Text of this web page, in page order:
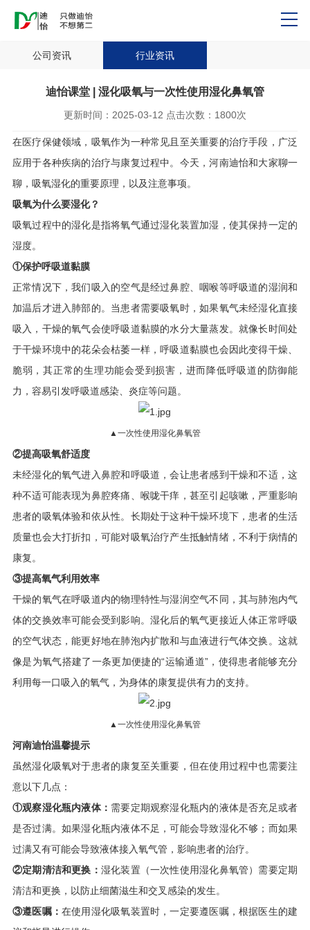
公司资讯 行业资讯
迪怡课堂 | 湿化吸氧与一次性使用湿化鼻氧管
更新时间： 2025-03-12 点击次数： 1800次
在医疗保健领域，吸氧作为一种常见且至关重要的治疗手段，广泛
应用于各种疾病的治疗与康复过程中。今天，河南迪怡和大家聊一
聊，吸氧湿化的重要原理，以及注意事项。
吸氧为什么要湿化？
吸氧过程中的湿化是指将氧气通过湿化装置加湿，使其保持一定的
湿度。
①保护呼吸道黏膜
正常情况下，我们吸入的空气是经过鼻腔、咽喉等呼吸道的湿润和
加温后才进入肺部的。当患者需要吸氧时，如果氧气未经湿化直接
吸入，干燥的氧气会使呼吸道黏膜的水分大量蒸发。就像长时间处
于干燥环境中的花朵会枯萎一样，呼吸道黏膜也会因此变得干燥、
脆弱，其正常的生理功能会受到损害，进而降低呼吸道的防御能
力，容易引发呼吸道感染、炎症等问题。
▲一次性使用湿化鼻氧管
②提高吸氧舒适度
未经湿化的氧气进入鼻腔和呼吸道，会让患者感到干燥和不适，这
种不适可能表现为鼻腔疼痛、喉咙干痒，甚至引起咳嗽，严重影响
患者的吸氧体验和依从性。长期处于这种干燥环境下，患者的生活
质量也会大打折扣，可能对吸氧治疗产生抵触情绪，不利于病情的
康复。
③提高氧气利用效率
干燥的氧气在呼吸道内的物理特性与湿润空气不同，其与肺泡内气
体的交换效率可能会受到影响。湿化后的氧气更接近人体正常呼吸
的空气状态，能更好地在肺泡内扩散和与血液进行气体交换。这就
像是为氧气搭建了一条更加便捷的“运输通道”，使得患者能够充分
利用每一口吸入的氧气，为身体的康复提供有力的支持。
▲一次性使用湿化鼻氧管
河南迪怡温馨提示
虽然湿化吸氧对于患者的康复至关重要，但在使用过程中也需要注
意以下几点：
①观察湿化瓶内液体： 需要定期观察湿化瓶内的液体是否充足或者
是否过满。如果湿化瓶内液体不足，可能会导致湿化不够；而如果
过满又有可能会导致液体接入氧气管，影响患者的治疗。
②定期清洁和更换： 湿化装置（一次性使用湿化鼻氧管）需要定期
清洁和更换，以防止细菌滋生和交叉感染的发生。
③遵医嘱：在使用湿化吸氧装置时，一定要遵医嘱，根据医生的建